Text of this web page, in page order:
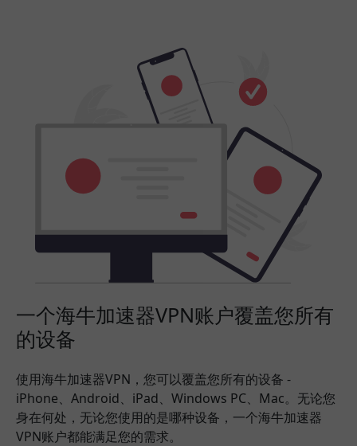
一个海牛加速器VPN账户覆盖您所有
的设备
使用海牛加速器VPN，您可以覆盖您所有的设备 -
iPhone、Android、iPad、Windows PC、Mac。无论您
身在何处，无论您使用的是哪种设备，一个海牛加速器
VPN账户都能满足您的需求。